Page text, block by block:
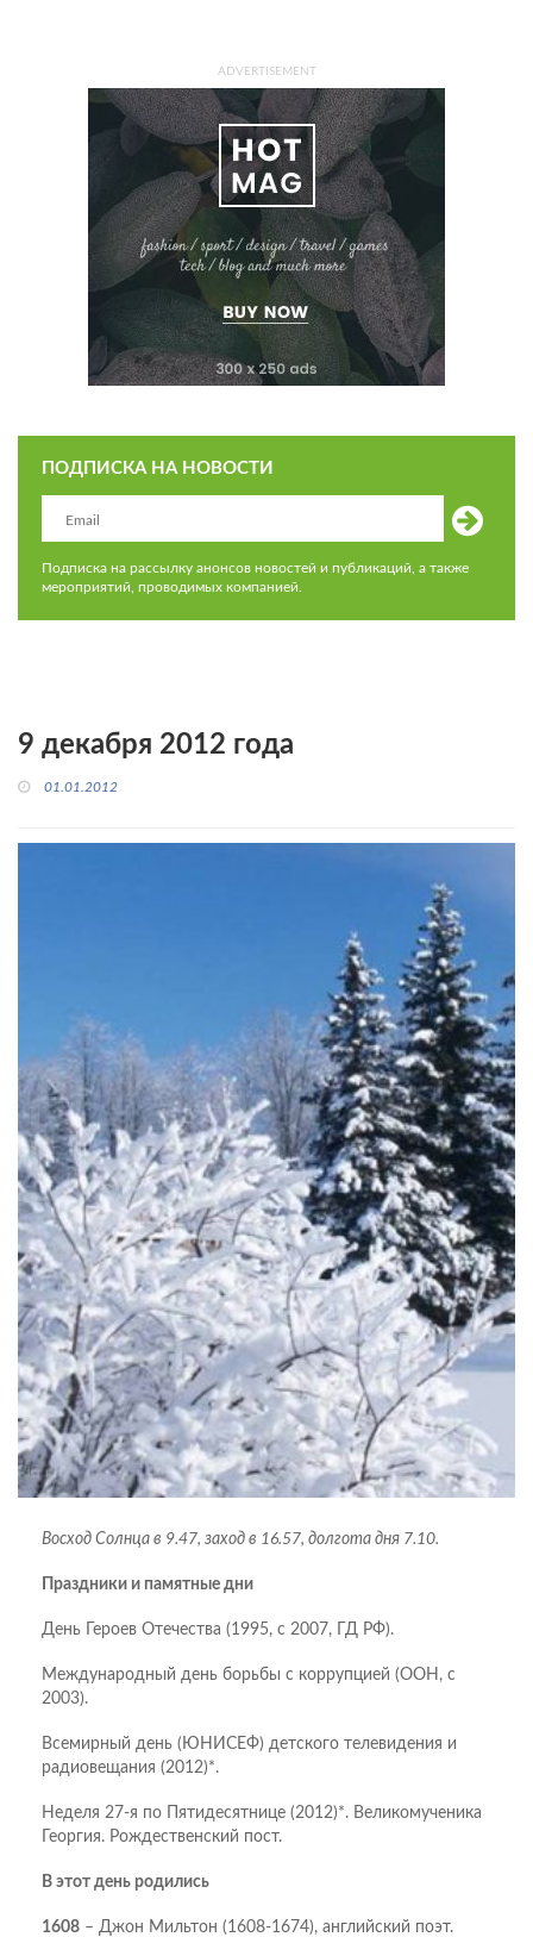
ADVERTISEMENT
ПОДПИСКА НА НОВОСТИ
Подписка на рассылку анонсов новостей и публикаций, а также
мероприятий, проводимых компанией.
9 декабря 2012 года
01.01.2012
Восход Солнца в 9.47, заход в 16.57, долгота дня 7.10.
Праздники и памятные дни
День Героев Отечества (1995, с 2007, ГД РФ).
Международный день борьбы с коррупцией (ООН, с
2003).
Всемирный день (ЮНИСЕФ) детского телевидения и
радиовещания (2012)*.
Неделя 27-я по Пятидесятнице (2012)*. Великомученика
Георгия. Рождественский пост.
В этот день родились
1608 – Джон Мильтон (1608-1674), английский поэт.